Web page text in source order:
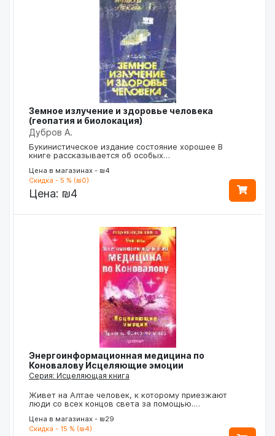
Земное излучение и здоровье человека
(геопатия и биолокация)
Дубров А.
Букинистическое издание состояние хорошее В
книге рассказывается об особых…
Цена в магазинах - ₪4
Скидка - 5 % (₪0)
Цена: ₪4
Энергоинформационная медицина по
Коновалову Исцеляющие эмоции
Серия: Исцеляющая книга
Живет на Алтае человек, к которому приезжают
люди со всех концов света за помощью.…
Цена в магазинах - ₪29
Скидка - 15 % (₪4)